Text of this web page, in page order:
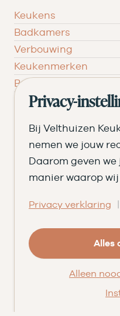
Keukens
Badkamers
Verbouwing
Keukenmerken
Badkamermerken
Inspiratie
Verken jouw keuken
Stel jouw keuken
Begroot jouw
Ontvang het
Ons verhaal
Geschiedenis
Team
Privacy-
Bij Velthuizen
nemen we jouw
Daarom geven
manier waarop
Privacy verklaring |
Alles
Alleen